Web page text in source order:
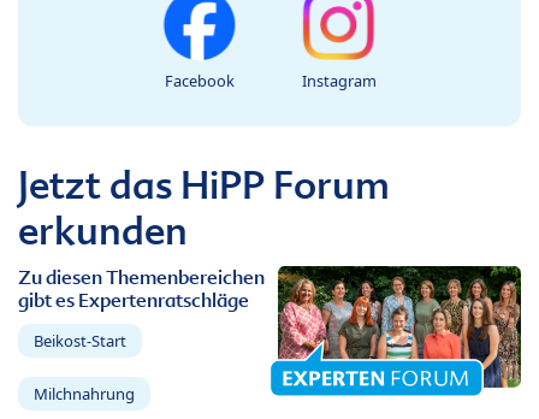
Facebook Instagram
Jetzt das HiPP Forum
erkunden
Zu diesen Themenbereichen
gibt es Expertenratschläge
Beikost-Start
Milchnahrung